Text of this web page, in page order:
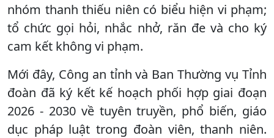
nhóm thanh thiếu niên có biểu hiện vi phạm;
tổ chức gọi hỏi, nhắc nhở, răn đe và cho ký
cam kết không vi phạm.
Mới đây, Công an tỉnh và Ban Thường vụ Tỉnh
đoàn đã ký kết kế hoạch phối hợp giai đoạn
2026 - 2030 về tuyên truyền, phổ biến, giáo
dục pháp luật trong đoàn viên, thanh niên.